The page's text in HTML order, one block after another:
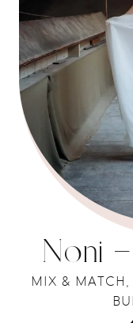
Noni
MIX & MATCH,